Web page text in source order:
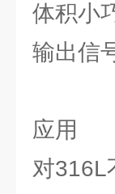
体积小
输出信
应用
对316L